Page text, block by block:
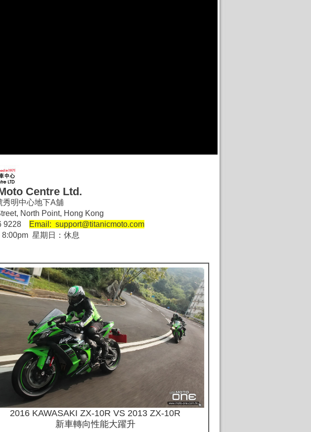
Centre Ltd.
秀明中心地下A舖
North Point, Hong Kong
9228
Email: support@titanicmoto.com
星期日：休息
2016 KAWASAKI ZX-10R VS 2013 ZX-10R
新車轉向性能大躍升